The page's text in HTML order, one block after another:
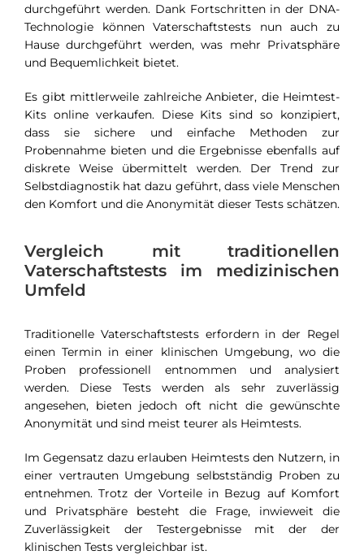
durchgeführt werden. Dank Fortschritten in der DNA-
Technologie können Vaterschaftstests nun auch zu
Hause durchgeführt werden, was mehr Privatsphäre
und Bequemlichkeit bietet.
Es gibt mittlerweile zahlreiche Anbieter, die Heimtest-
Kits online verkaufen. Diese Kits sind so konzipiert,
dass sie sichere und einfache Methoden zur
Probennahme bieten und die Ergebnisse ebenfalls auf
diskrete Weise übermittelt werden. Der Trend zur
Selbstdiagnostik hat dazu geführt, dass viele Menschen
den Komfort und die Anonymität dieser Tests schätzen.
Vergleich mit traditionellen
Vaterschaftstests im medizinischen
Umfeld
Traditionelle Vaterschaftstests erfordern in der Regel
einen Termin in einer klinischen Umgebung, wo die
Proben professionell entnommen und analysiert
werden. Diese Tests werden als sehr zuverlässig
angesehen, bieten jedoch oft nicht die gewünschte
Anonymität und sind meist teurer als Heimtests.
Im Gegensatz dazu erlauben Heimtests den Nutzern, in
einer vertrauten Umgebung selbstständig Proben zu
entnehmen. Trotz der Vorteile in Bezug auf Komfort
und Privatsphäre besteht die Frage, inwieweit die
Zuverlässigkeit der Testergebnisse mit der der
klinischen Tests vergleichbar ist.